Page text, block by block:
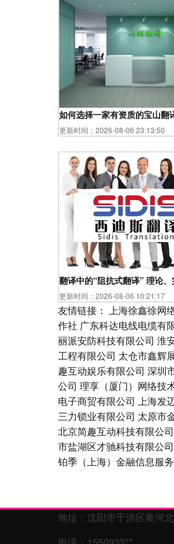
如何选择一家有资质的宝山翻
更新时间：2026-08-06 23:13:50
翻译中的“阻抗式翻译” 理论
更新时间：2026-08-06 10:21:17
友情链接： 上海徐鑫徐网
作社 广东科达电线电缆有
丽派安防科技有限公司 淮
工程有限公司 太仓市鑫辉
趣互动娱乐有限公司 深圳
公司 理享（厦门）网络技
电子商贸有限公司 上海发
三力锁业有限公司 太原市
北京简趣互动科技有限公司
市盐湖区才驰科技有限公司
铂季（上海）金融信息服
地址：沈阳市于洪区黄河